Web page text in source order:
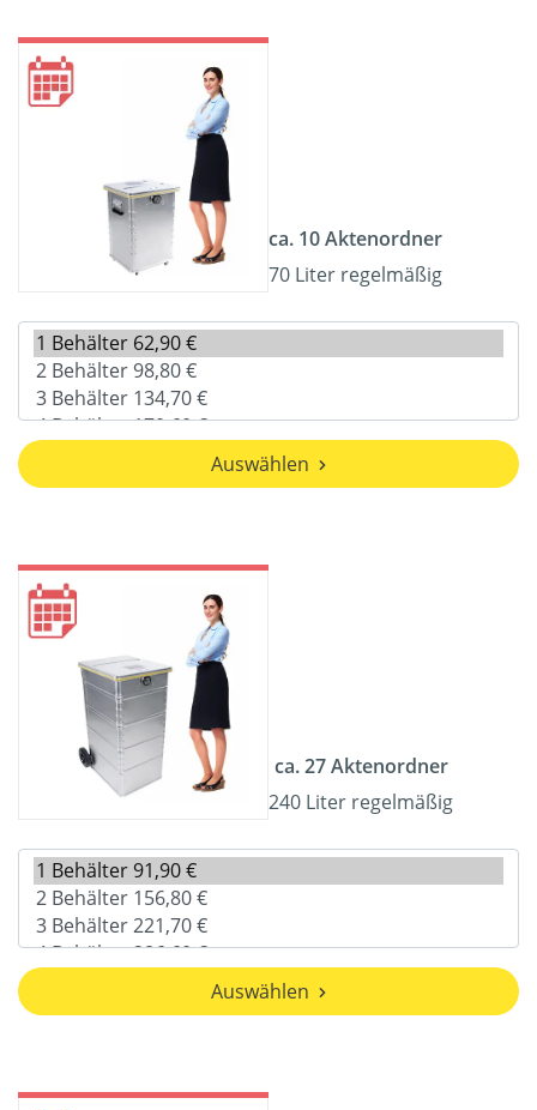
ca. 10 Aktenordner
70 Liter regelmäßig
Auswählen
ca. 27 Aktenordner
240 Liter regelmäßig
Auswählen